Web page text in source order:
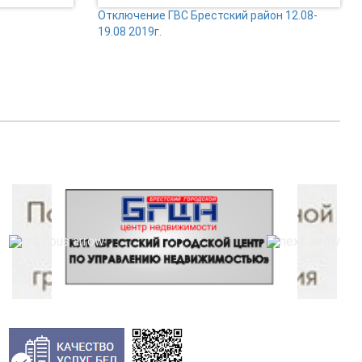
Отключение ГВС Брестский район 12.08-
19.08 2019г.